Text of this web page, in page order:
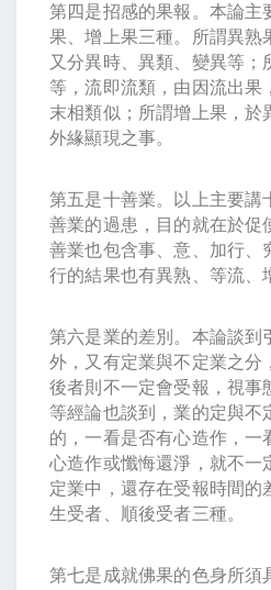
第四是招感的果報。本論主
果、增上果三種。所謂異熟
又分異時、異類、變異等；
等，流即流類，由因流出果
末相類似；所謂增上果，於
外緣顯現之事。
第五是十善業。以上主要講
善業的過患，目的就在於促
善業也包含事、意、加行、
行的結果也有異熟、等流、
第六是業的差別。本論談到
外，又有定業與不定業之分
後者則不一定會受報，視事
等經論也談到，業的定與不
的，一看是否有心造作，一
心造作或懺悔還淨，就不一
定業中，還存在受報時間的
生受者、順後受者三種。
第七是成就佛果的色身所須